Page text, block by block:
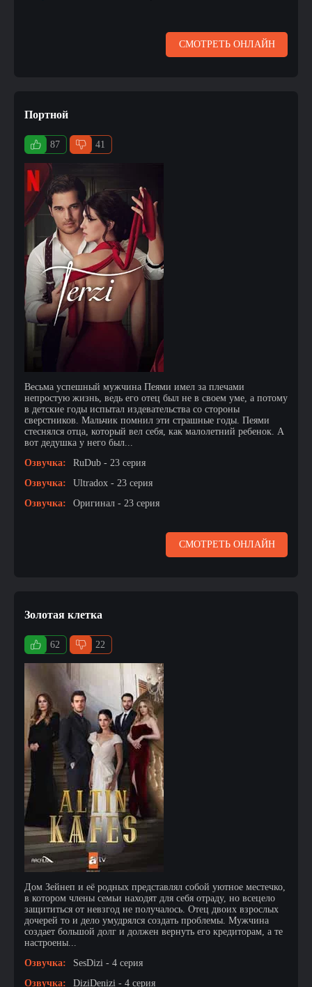
СМОТРЕТЬ ОНЛАЙН
Портной
87 41
Весьма успешный мужчина Пеями имел за плечами
непростую жизнь, ведь его отец был не в своем уме, а потому
в детские годы испытал издевательства со стороны
сверстников. Мальчик помнил эти страшные годы. Пеями
стеснялся отца, который вел себя, как малолетний ребенок. А
вот дедушка у него был...
Озвучка:
RuDub - 23 серия
Озвучка:
Ultradox - 23 серия
Озвучка:
Оригинал - 23 серия
СМОТРЕТЬ ОНЛАЙН
Золотая клетка
62 22
Дом Зейнеп и её родных представлял собой уютное местечко,
в котором члены семьи находят для себя отраду, но всецело
защититься от невзгод не получалось. Отец двоих взрослых
дочерей то и дело умудрялся создать проблемы. Мужчина
создает большой долг и должен вернуть его кредиторам, а те
настроены...
Озвучка:
SesDizi - 4 серия
Озвучка:
DiziDenizi - 4 серия